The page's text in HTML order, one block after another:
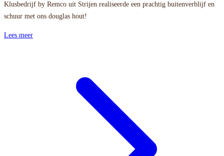
Klusbedrijf by Remco uit Strijen realiseerde een prachtig buitenverblijf en
schuur met ons douglas hout!
Lees meer